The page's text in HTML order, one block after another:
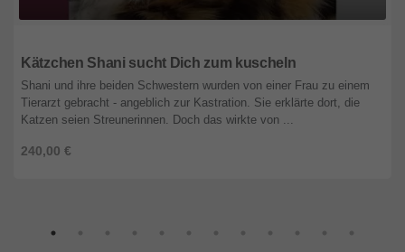
Kätzchen Shani sucht Dich zum kuscheln
240,00 €
Shani und ihre beiden Schwestern wurden von einer Frau zu einem
Tierarzt gebracht - angeblich zur Kastration. Sie erklärte dort, die
Katzen seien Streunerinnen. Doch das wirkte von ...